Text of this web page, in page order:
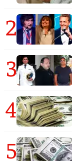
2
3
4
5